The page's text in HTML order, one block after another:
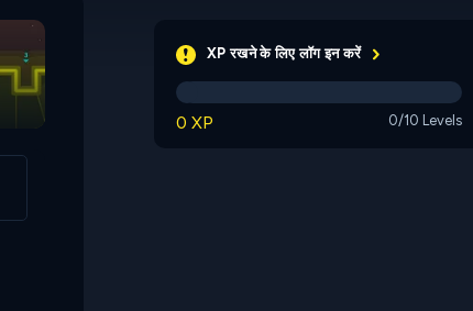
Mini Golf Adventures
XP रखने के लिए लॉग इन करें
0 XP 0/10 Levels